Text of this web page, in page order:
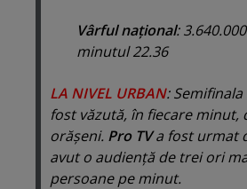
Vârful naţional:
minutul 22.36
LA NIVEL URBAN: Semifinala
fost văzută, în fiecare minut,
orăşeni. Pro TVa fost urmat
avut o audienţă de trei ori
persoane pe minut.